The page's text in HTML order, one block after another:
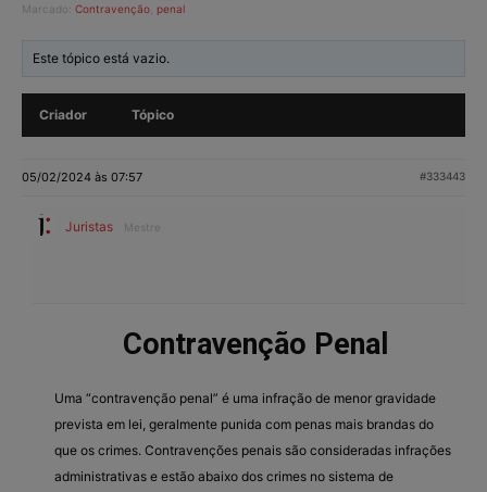
Marcado: Contravenção penal
Este tópico está vazio.
Criador Tópico
05/02/2024 às 07:57 #333443
Juristas Mestre
Contravenção Penal
Uma “contravenção penal” é uma infração de menor gravidade
prevista em lei, geralmente punida com penas mais brandas do
que os crimes. Contravenções penais são consideradas infrações
administrativas e estão abaixo dos crimes no sistema de